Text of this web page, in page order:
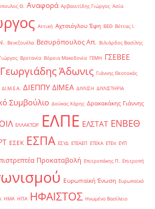
Θ. Αναφορά Αρβανιτίδης Γιώργος Ασία
Αττική Αχτσιόγλου Έφη ΒΕΘ Βέττας Ι.
Βενεζουέλα Βεσυρόπουλος Απ. Βιλιάρδος Βασίλης
Βρετανία Βόρεια Μακεδονία ΓΕΜΗ ΓΣΕΒΕΕ
Γεωργιάδης Άδωνις Γιάννης Θεοτοκάς
ΔΙ.Μ.Ε.Α. ΔΙΕΠΠΥ ΔΙΜΕΑ ΔΙΥΛΙΣΗ ΔΙΥΛΙΣΤΗΡΙΑ
Συμβούλιο Δούκας Χάρης Δρακακάκης Γιάννης
ΕΛΛΑΚΤΩΡ ΕΛΠΕ ΕΛΣΤΑΤ ΕΝΒΕΘ
ΕΣΕΚ ΕΣΠΑ ΕΣΥΔ ΕΤΕΑΕΠ ΕΤΕΚΑ ΕΤΕπ ΕΥΠ
Προκαταβολή Επιτροπάκης Π. Επιτροπή
Ευρωπαϊκή Ένωση Ευρωπαϊκό
ΗΜΑ ΗΠΑ ΗΦΑΙΣΤΟΣ Ηνωμένο Βασίλειο